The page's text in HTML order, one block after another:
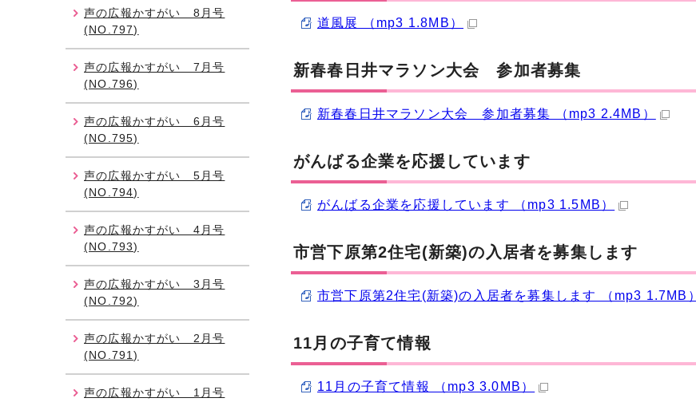
道風展 （mp3 1.8MB）
新春春日井マラソン大会 参加者募集
新春春日井マラソン大会 参加者募集 （mp3 2.4MB）
がんばる企業を応援しています
がんばる企業を応援しています （mp3 1.5MB）
市営下原第2住宅(新築)の入居者を募集します
市営下原第2住宅(新築)の入居者を募集します （mp3 1.7MB）
11月の子育て情報
11月の子育て情報 （mp3 3.0MB）
声の広報かすがい 8月号
(NO.797)
声の広報かすがい 7月号
(NO.796)
声の広報かすがい 6月号
(NO.795)
声の広報かすがい 5月号
(NO.794)
声の広報かすがい 4月号
(NO.793)
声の広報かすがい 3月号
(NO.792)
声の広報かすがい 2月号
(NO.791)
声の広報かすがい 1月号